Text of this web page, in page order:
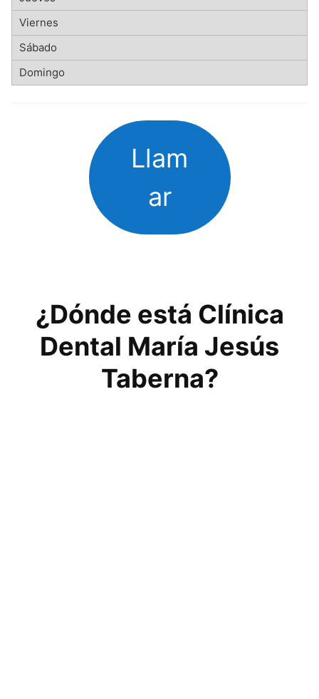
Llam
ar
¿Dónde está Clínica
Dental María Jesús
Taberna?